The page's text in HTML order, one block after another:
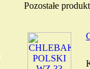
Pozostałe